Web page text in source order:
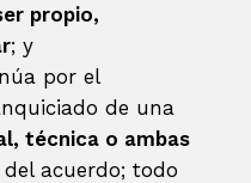
propio,
; y
por el
de una
técnica o ambas
acuerdo; todo